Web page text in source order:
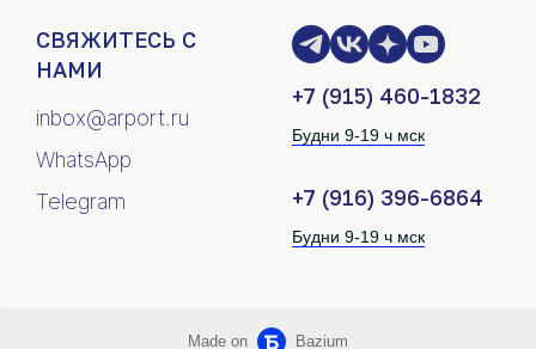
СВЯЖИТЕСЬ С
НАМИ
inbox@arport.ru
WhatsApp
Telegram
+7 (915) 460-1832
Будни 9-19 ч мск
+7 (916) 396-6864
Будни 9-19 ч мск
Made on Bazium